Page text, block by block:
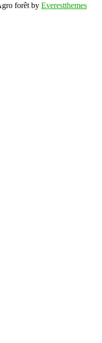
forêt by Everestthemes